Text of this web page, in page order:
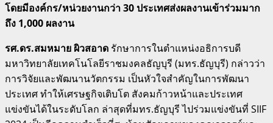
โดยมีองค์กร/หน่วยงานกว่า 30 ประเทศส่งผลงานเข้าร่วมมาก
ถึง 1,000 ผลงาน
รศ.ดร.สมหมาย ผิวสอาด รักษาการในตำแหน่งอธิการบดี
มหาวิทยาลัยเทคโนโลยีราชมงคลธัญบุรี (มทร.ธัญบุรี) กล่าวว่า
การวิจัยและพัฒนานวัตกรรม เป็นหัวใจสำคัญในการพัฒนา
ประเทศ ทำให้เศรษฐกิจเติบโต สังคมก้าวหน้าและประเทศ
แข่งขันได้ในระดับโลก ล่าสุดที่มทร.ธัญบุรี ไปร่วมแข่งขันที่ SIIF